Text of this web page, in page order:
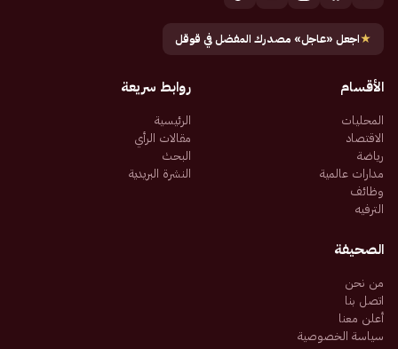
★اجعل «عاجل» مصدرك المفضل في قوقل
الأقسام
المحليات
الاقتصاد
رياضة
مدارات عالمية
وظائف
الترفيه
روابط سريعة
الرئيسية
مقالات الرأي
البحث
النشرة البريدية
الصحيفة
من نحن
اتصل بنا
أعلن معنا
سياسة الخصوصية